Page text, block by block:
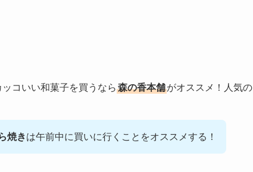
コいい和菓子を買うなら 森の香本舗がオススメ！人気の
焼きは午前中に買いに行くことをオススメする！